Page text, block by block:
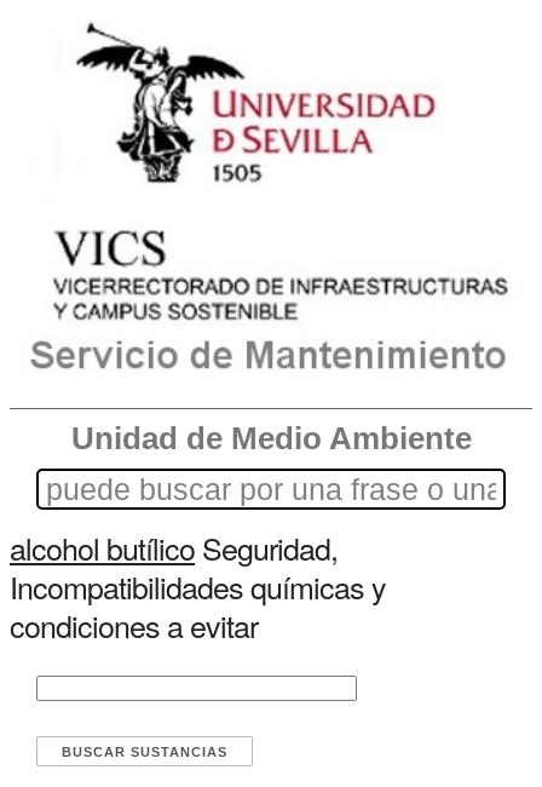
Unidad de Medio Ambiente
alcohol butílicoSeguridad,
Incompatibilidades químicas y
condiciones a evitar